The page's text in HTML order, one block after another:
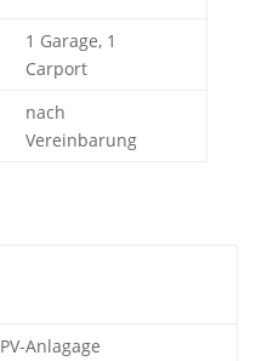
1 Garage, 1
Carport
nach
Vereinbarung
PV-Anlagage